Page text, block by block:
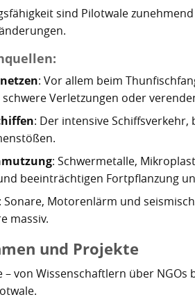
sind Pilotwale
: Vor allem beim
Verletzungen oder
: Der intensive
: Schwermetalle,
beeinträchtigen Fortpflanzung
: Sonare, Motorenlärm und
massiv.
und Projekte
– von Wissenschaftlern über